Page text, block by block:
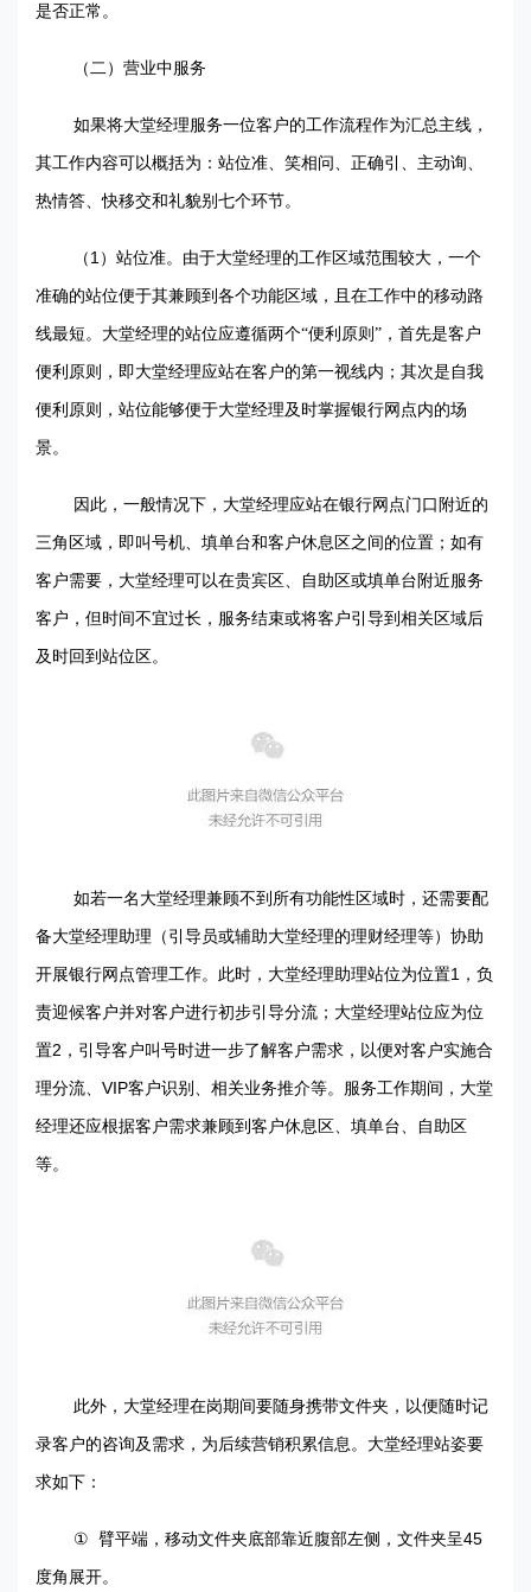
是否正常。
（二）营业中服务
如果将大堂经理服务一位客户的工作流程作为汇总主线，
其工作内容可以概括为：站位准、笑相问、正确引、主动询、
热情答、快移交和礼貌别七个环节。
（ 1 ）站位准。由于大堂经理的工作区域范围较大，一个
准确的站位便于其兼顾到各个功能区域，且在工作中的移动路
线最短。大堂经理的站位应遵循两个“便利原则”，首先是客户
便利原则，即大堂经理应站在客户的第一视线内；其次是自我
便利原则，站位能够便于大堂经理及时掌握银行网点内的场
景。
因此，一般情况下，大堂经理应站在银行网点门口附近的
三角区域，即叫号机、填单台和客户休息区之间的位置；如有
客户需要，大堂经理可以在贵宾区、自助区或填单台附近服务
客户，但时间不宜过长，服务结束或将客户引导到相关区域后
及时回到站位区。
如若一名大堂经理兼顾不到所有功能性区域时，还需要配
备大堂经理助理（引导员或辅助大堂经理的理财经理等）协助
开展银行网点管理工作。此时，大堂经理助理站位为位置1 ，负
责迎候客户并对客户进行初步引导分流；大堂经理站位应为位
置2 ，引导客户叫号时进一步了解客户需求，以便对客户实施合
理分流、 VIP客户识别、相关业务推介等。服务工作期间，大堂
经理还应根据客户需求兼顾到客户休息区、填单台、自助区
等。
此外，大堂经理在岗期间要随身携带文件夹，以便随时记
录客户的咨询及需求，为后续营销积累信息。大堂经理站姿要
求如下：
① 臂平端，移动文件夹底部靠近腹部左侧，文件夹呈45
度角展开。